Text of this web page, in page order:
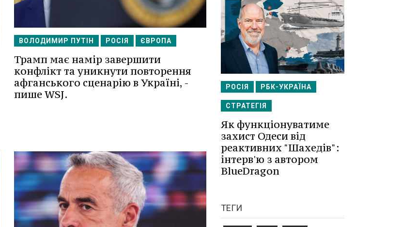
ВОЛОДИМИР ПУТІН РОСІЯ ЄВРОПА
Трамп має намір завершити
конфлікт та уникнути повторення
афганського сценарію в Україні, -
пише WSJ.
РОСІЯ РБК-УКРАЇНА
СТРАТЕГІЯ
Як функціонуватиме
захист Одеси від
реактивних "Шахедів":
інтерв'ю з автором
BlueDragon
ТЕГИ